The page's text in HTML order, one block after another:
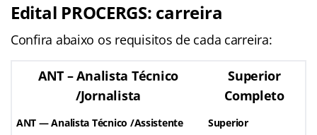
Edital PROCERGS: carreira
Confira abaixo os requisitos de cada carreira:
ANT – Analista Técnico
/Jornalista
Superior
Completo
ANT — Analista Técnico /Assistente
Superior